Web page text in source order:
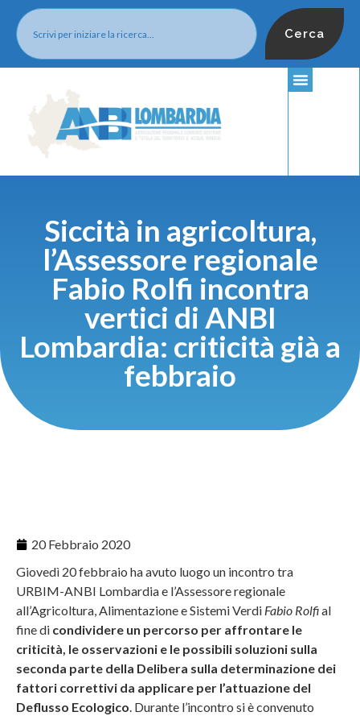
Cerca
Siccità in agricoltura,
l’Assessore regionale
Fabio Rolfi incontra
vertici di ANBI
Lombardia: criticità già a
febbraio
20 Febbraio 2020
Giovedì 20 febbraio ha avuto luogo un incontro tra
URBIM-ANBI Lombardia e l’Assessore regionale
all’Agricoltura, Alimentazione e Sistemi Verdi Fabio Rolfial
fine di condividere un percorso per affrontare le
criticità, le osservazioni e le possibili soluzioni sulla
seconda parte della Delibera sulla determinazione dei
fattori correttivi da applicare per l’attuazione del
Deflusso Ecologico. Durante l’incontro si è convenuto